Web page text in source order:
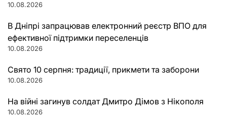
10.08.2026
В Дніпрі запрацював електронний реєстр ВПО для
ефективної підтримки переселенців
10.08.2026
Свято 10 серпня: традиції, прикмети та заборони
10.08.2026
На війні загинув солдат Дмитро Дімов з Нікополя
10.08.2026